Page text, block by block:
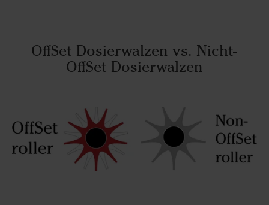
OffSet Dosierwalzen vs. Nicht-
OffSet Dosierwalzen